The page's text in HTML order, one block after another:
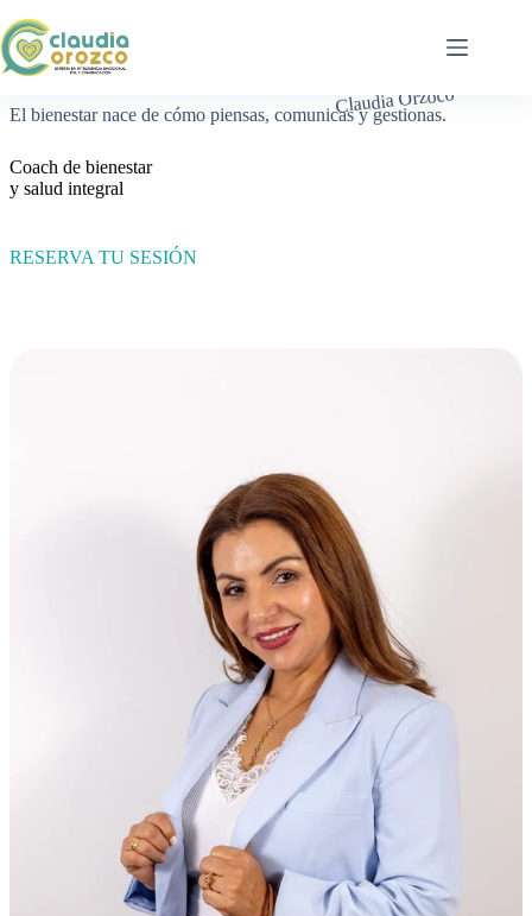
al
contenido
El bienestar nace de cómo piensas, comunicas y gestionas.
Claudia Orzoco
Coach de bienestar
y salud integral
RESERVA TU SESIÓN